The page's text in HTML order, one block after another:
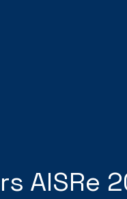
AISRe